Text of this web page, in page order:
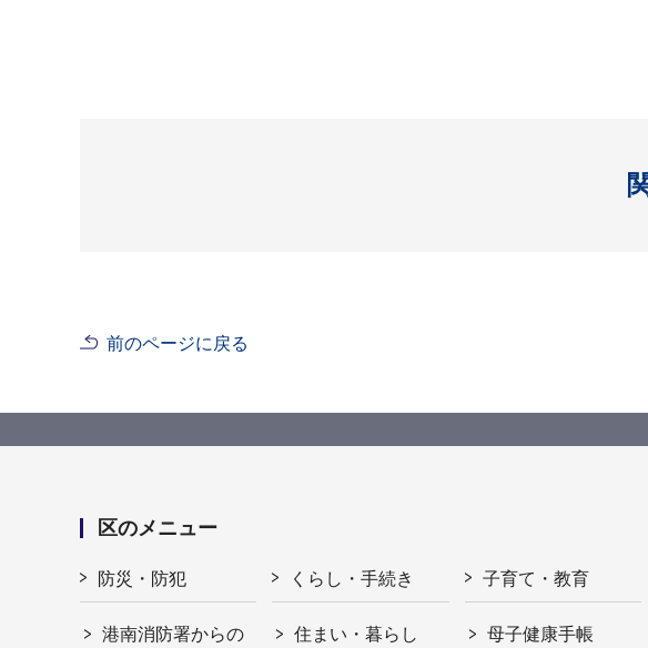
前のページに戻る
区のメニュー
防災・防犯
港南消防署からの
くらし・手続き
住まい・暮らし
子育て・教育
母子健康手帳